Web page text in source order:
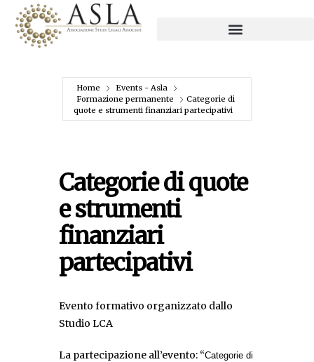
Home
Events - Asla
Formazione permanente
Categorie di
quote e strumenti finanziari partecipativi
Categorie di quote
e strumenti
finanziari
partecipativi
Evento formativo organizzato dallo
Studio LCA
La partecipazione all’evento: “Categorie di